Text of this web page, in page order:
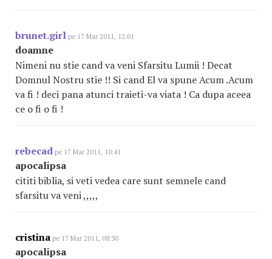
brunet.girl pe 17 Mar 2011, 12:01
doamne
Nimeni nu stie cand va veni Sfarsitu Lumii ! Decat
Domnul Nostru stie !! Si cand El va spune Acum .Acum
va fi ! deci pana atunci traieti-va viata ! Ca dupa aceea
ce o fi o fi !
rebecad pe 17 Mar 2011, 10:41
apocalipsa
cititi biblia, si veti vedea care sunt semnele cand
sfarsitu va veni ,,,,,
cristina pe 17 Mar 2011, 08:30
apocalipsa